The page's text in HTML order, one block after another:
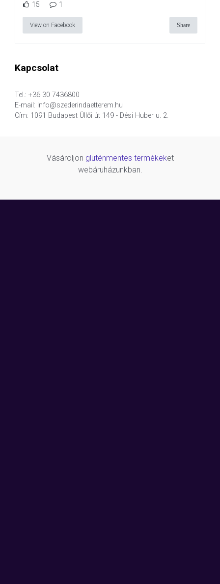
15 1
View on Facebook Share
Kapcsolat
Tel.: +36 30 7436800
E-mail: info@szederindaetterem.hu
Cím: 1091 Budapest Üllői út 149 - Dési Huber u. 2.
Vásároljon gluténmentes termékeket
webáruházunkban.